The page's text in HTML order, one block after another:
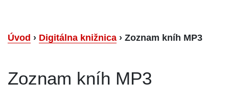
Úvod › Digitálna knižnica › Zoznam kníh MP3
Zoznam kníh MP3